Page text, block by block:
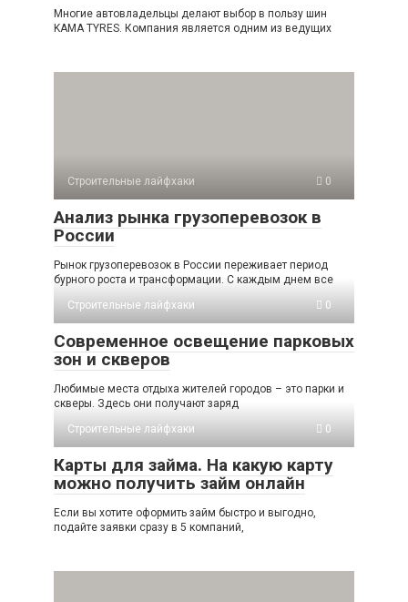
Многие автовладельцы делают выбор в пользу шин
KAMA TYRES. Компания является одним из ведущих
Строительные лайфхаки 0
Анализ рынка грузоперевозок в
России
Рынок грузоперевозок в России переживает период
бурного роста и трансформации. С каждым днем все
Строительные лайфхаки
0
Современное освещение парковых
зон и скверов
Любимые места отдыха жителей городов – это парки и
скверы. Здесь они получают заряд
Строительные лайфхаки
0
Карты для займа. На какую карту
можно получить займ онлайн
Если вы хотите оформить займ быстро и выгодно,
подайте заявки сразу в 5 компаний,